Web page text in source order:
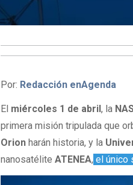
Por: Redacción enAgenda
El miércoles 1 de abril, la
primera misión tripulada que
Orion harán historia, y la
nanosatéliteATENEA, el único